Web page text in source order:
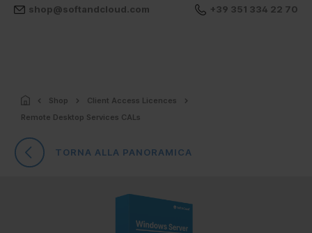
shop@softandcloud.com +39 351 334 22 70
Shop
Client Access Licences
Remote Desktop Services CALs
TORNA ALLA PANORAMICA